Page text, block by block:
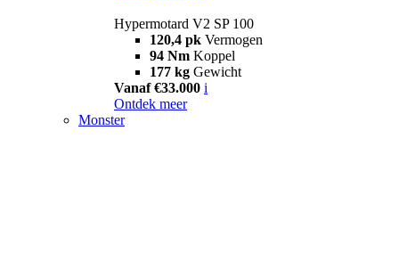
Hypermotard V2 SP 100
120,4 pk Vermogen
94 Nm Koppel
177 kg Gewicht
Vanaf €33.000 i
Ontdek meer
Monster